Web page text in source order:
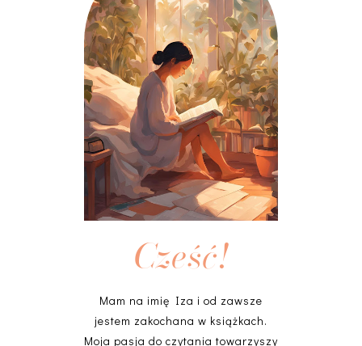
Cześć!
Mam na imię Iza i od zawsze
jestem zakochana w książkach.
Moja pasja do czytania towarzyszy